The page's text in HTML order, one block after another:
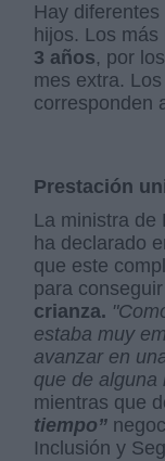
Hay
hijos. Los
3 años, por
mes extra.
corresponden
Prestación
La ministra de
ha declarado
que este
para
crianza.
estaba muy
avanzar en
que de alguna
mientras que
tiempo”
Inclusión y